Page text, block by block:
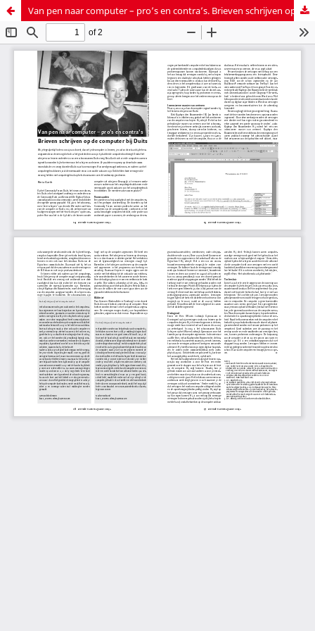
Van pen naar computer – pro’s en contra’s. Brieven schrijven op de computer bij Duits